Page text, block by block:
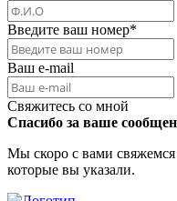
Введите ваш номер*
Ваш e-mail
Свяжитесь со мной
Спасибо за ваше
Мы скоро с вами
которые вы указали.